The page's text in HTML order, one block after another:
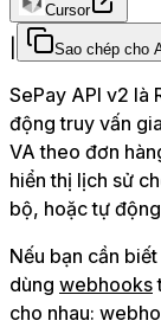
Cursor
Sao chép cho
SePay API v2 là
động truy vấn
VA theo đơn
hiển thị lịch sử
bộ, hoặc tự
Nếu bạn cần
dùng webhooks
cho nhau: